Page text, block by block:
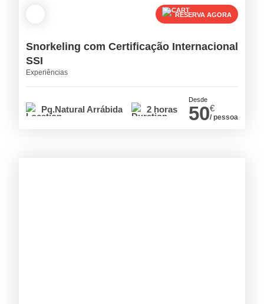
RESERVA AGORA
Snorkeling com Certificação Internacional
SSI
Experiências
Pq.Natural Arrábida 2 horas
Desde
50€
/ pessoa